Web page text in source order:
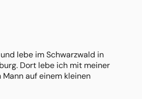
lebe im Schwarzwald in
Dort lebe ich mit meiner
auf einem kleinen